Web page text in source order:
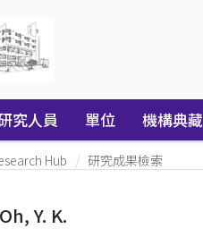
究人員 單位 機構典藏
Hub 研究成果檢索
Oh, Y. K.